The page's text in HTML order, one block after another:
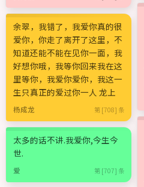
余翠，我错了，我爱你真的很
爱你，你走了离开了这里，不
知道还能不能在见你一面，我
好想你哦，我等你回来我在这
里等你，我爱你爱你，我这一
生只真正的爱过你一人 龙上
杨成龙 第 [708] 条
太多的话不讲.我爱你,今生今
世.
爱 第 [707] 条